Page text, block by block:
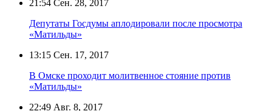
21:54 Сен. 28, 2017
Депутаты Госдумы аплодировали после просмотра
«Матильды»
13:15 Сен. 17, 2017
В Омске проходит молитвенное стояние против
«Матильды»
22:49 Авг. 8, 2017